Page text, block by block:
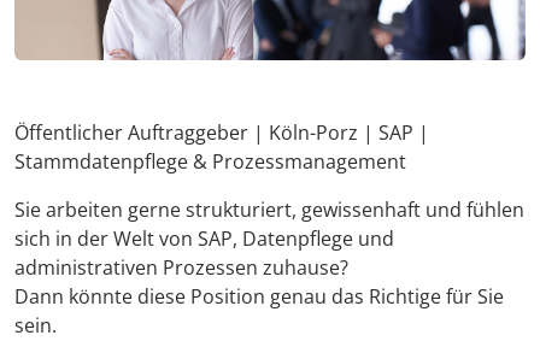
Öffentlicher Auftraggeber | Köln-Porz | SAP |
Stammdatenpflege & Prozessmanagement
Sie arbeiten gerne strukturiert, gewissenhaft und fühlen
sich in der Welt von SAP, Datenpflege und
administrativen Prozessen zuhause?
Dann könnte diese Position genau das Richtige für Sie
sein.